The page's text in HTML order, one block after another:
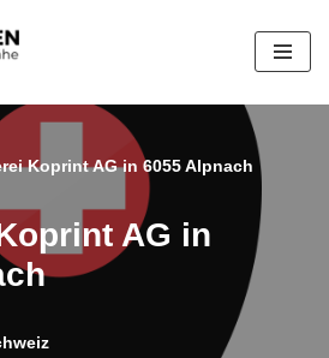
Koprint AG in 6055 Alpnach
AG in